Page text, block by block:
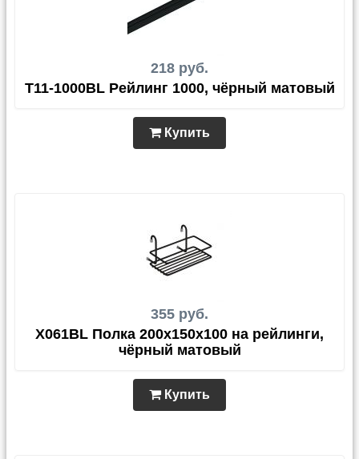
218 руб.
T11-1000BL Рейлинг 1000, чёрный матовый
Купить
355 руб.
X061BL Полка 200х150х100 на рейлинги,
чёрный матовый
Купить